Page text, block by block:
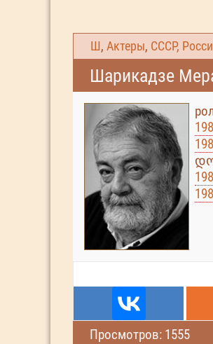
Ш , Актеры, СССР,
Шарикадзе
Просмотров: 1555